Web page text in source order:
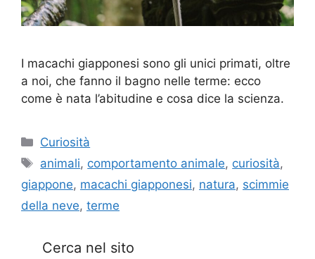
I macachi giapponesi sono gli unici primati, oltre
a noi, che fanno il bagno nelle terme: ecco
come è nata l’abitudine e cosa dice la scienza.
Categorie
Curiosità
Tag
animali, comportamento animale, curiosità,
giappone, macachi giapponesi, natura, scimmie
della neve, terme
Cerca nel sito